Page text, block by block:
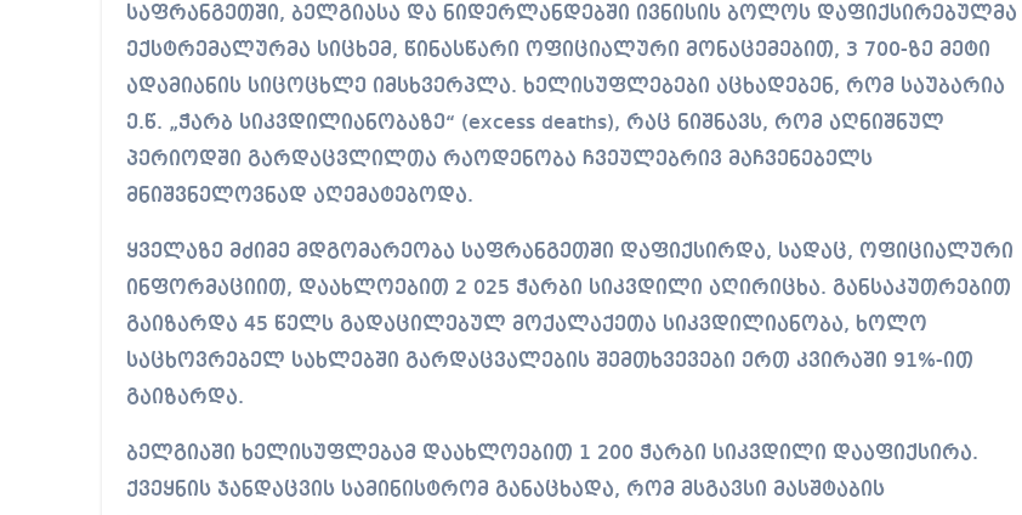
საფრანგეთში, ბელგიასა და ნიდერლანდებში ივნისის ბოლოს დაფიქსირებულმა
ექსტრემალურმა სიცხემ, წინასწარი ოფიციალური მონაცემებით, 3 700-ზე მეტი
ადამიანის სიცოცხლე იმსხვერპლა. ხელისუფლებები აცხადებენ, რომ საუბარია
ე.წ. „ჭარბ სიკვდილიანობაზე“ (excess deaths), რაც ნიშნავს, რომ აღნიშნულ
პერიოდში გარდაცვლილთა რაოდენობა ჩვეულებრივ მაჩვენებელს
მნიშვნელოვნად აღემატებოდა.
ყველაზე მძიმე მდგომარეობა საფრანგეთში დაფიქსირდა, სადაც, ოფიციალური
ინფორმაციით, დაახლოებით 2 025 ჭარბი სიკვდილი აღირიცხა. განსაკუთრებით
გაიზარდა 45 წელს გადაცილებულ მოქალაქეთა სიკვდილიანობა, ხოლო
საცხოვრებელ სახლებში გარდაცვალების შემთხვევები ერთ კვირაში 91%-ით
გაიზარდა.
ბელგიაში ხელისუფლებამ დაახლოებით 1 200 ჭარბი სიკვდილი დააფიქსირა.
ქვეყნის ჯანდაცვის სამინისტრომ განაცხადა, რომ მსგავსი მასშტაბის